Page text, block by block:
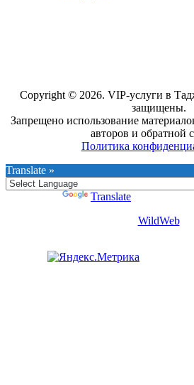
Copyright © 2026. VIP-услуги в
защищены.
Запрещено использование
авторов и обратной
Политика
Translate »
Translate
WildWeb